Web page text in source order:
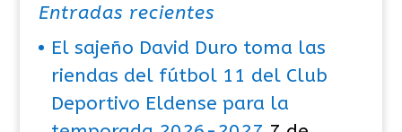
Entradas recientes
El sajeño David Duro toma las
riendas del fútbol 11 del Club
Deportivo Eldense para la